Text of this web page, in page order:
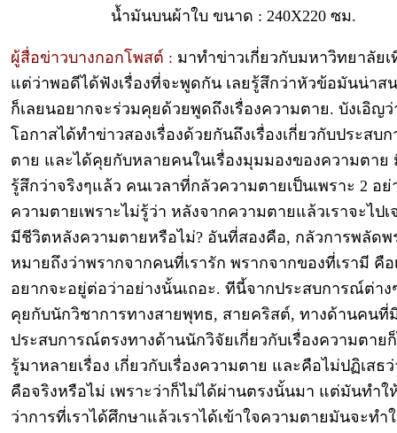
น้ำมันบนผ้าใบ ขนาด : 240X220 ซม.
ผู้สื่อข่าวบางกอกโพสต์ : มาทำข่าวเกี่ยวกับมหาวิทยาลัย
แต่ว่าพอดีได้ฟังเรื่องที่จะพูดกัน เลยรู้สึกว่าหัวข้อมันน่าส
ก็เลยนอยากจะร่วมคุยด้วยพูดถึงเรื่องความตาย. บังเอิญ
โอกาสได้ทำข่าวสองเรื่องด้วยกันถึงเรื่องเกี่ยวกับประสบ
ตาย และได้คุยกับหลายคนในเรื่องมุมมองของความตาย
รู้สึกว่าจริงๆแล้ว คนเวลาที่กลัวความตายเป็นเพราะ 2 อย่
ความตายเพราะไม่รู้ว่า หลังจากความตายแล้วเราจะไปเ
มีชีวิตหลังความตายหรือไม่? อันที่สองคือ, กลัวการพลัดพ
หมายถึงว่าพรากจากคนที่เรารัก พรากจากของที่เรามี คือ
อยากจะอยู่ต่อว่าอย่างนั้นเถอะ. ทีนี้จากประสบการณ์ต่าง
คุยกับนักวิชาการทางสายพุทธ, สายคริสต์, ทางด้านคนที่
ประสบการณ์ตรงทางด้านนักวิจัยเกี่ยวกับเรื่องความตาย
รู้มาหลายเรื่อง เกี่ยวกับเรื่องความตาย และคือไม่ปฏิเสธ
คือจริงหรือไม่ เพราะว่าก็ไม่ได้ผ่านตรงนั้นมา แต่มันทำใ
ว่าการที่เราได้ศึกษาแล้วเราได้เข้าใจความตายมันจะทำ